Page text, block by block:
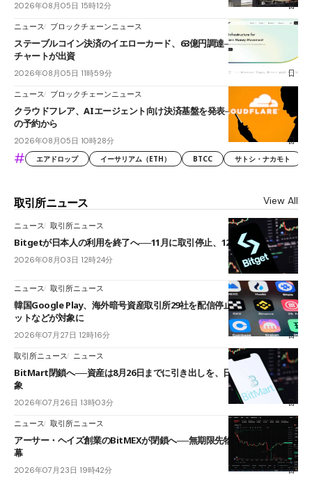
2026年08月05日 15時12分
ニュース ブロックチェーンニュース
ステーブルコイン決済のイエローカード、63億円調達──ソニーやスタン
チャートが出資
2026年08月05日 11時59分
ニュース ブロックチェーンニュース
クラウドフレア、AIエージェント向け決済基盤を発表──まずハンドル名
の予約から
2026年08月05日 10時28分
# エアドロップ イーサリアム（ETH） BTCC サトシ・ナカモト
取引所ニュース View All
ニュース 取引所ニュース
Bitgetが日本人の利用を終了へ──11月に取引停止、12月末に強制決済
2026年08月03日 12時24分
ニュース 取引所ニュース
韓国Google Play、海外暗号資産取引所29社を配信停止──OKXやバイビ
ットなどが対象に
2026年07月27日 12時16分
取引所ニュース ニュース
BitMart閉鎖へ──資産は8月26日までに引き出しを、日本人利用者も対
象
2026年07月26日 13時03分
ニュース 取引所ニュース
アーサー・ヘイズ創業のBitMEXが閉鎖へ──無期限先物を生んだ11年に
幕
2026年07月23日 19時42分